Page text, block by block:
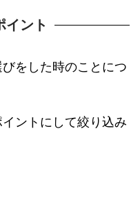
イント
をした時のことにつ
ントにして絞り込み